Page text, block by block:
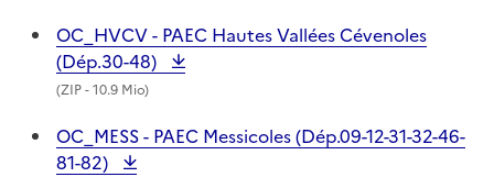
OC_HVCV - PAEC Hautes Vallées Cévenoles
(Dép.30-48)
(ZIP- 10.9 Mio)
OC_MESS - PAEC Messicoles (Dép.09-12-31-32-46-
81-82)